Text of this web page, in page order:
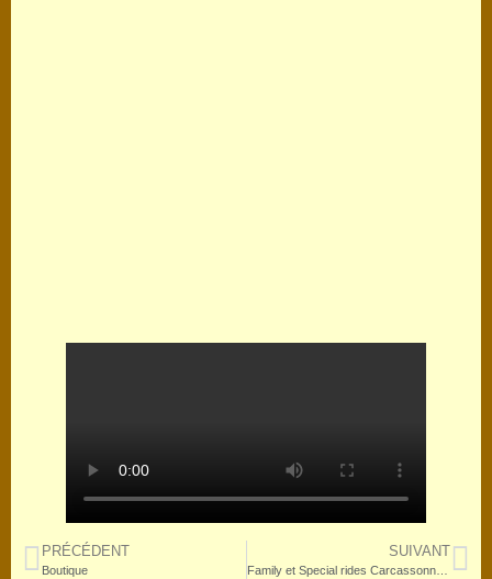
PRÉCÉDENT
Boutique
SUIVANT
Family et Special rides Carcassonne Alaric